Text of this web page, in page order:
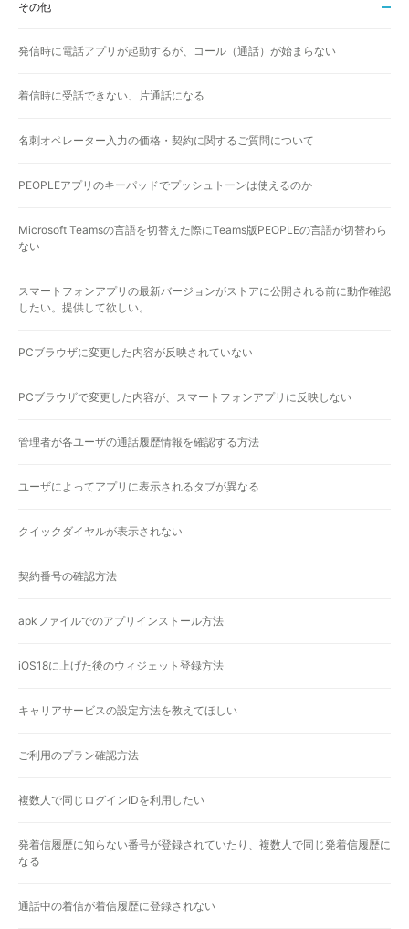
その他
発信時に電話アプリが起動するが、コール（通話）が始まらない
着信時に受話できない、片通話になる
名刺オペレーター入力の価格・契約に関するご質問について
PEOPLEアプリのキーパッドでプッシュトーンは使えるのか
Microsoft Teamsの言語を切替えた際にTeams版PEOPLEの言語が切替わら
ない
スマートフォンアプリの最新バージョンがストアに公開される前に動作確認
したい。提供して欲しい。
PCブラウザに変更した内容が反映されていない
PCブラウザで変更した内容が、スマートフォンアプリに反映しない
管理者が各ユーザの通話履歴情報を確認する方法
ユーザによってアプリに表示されるタブが異なる
クイックダイヤルが表示されない
契約番号の確認方法
apkファイルでのアプリインストール方法
iOS18に上げた後のウィジェット登録方法
キャリアサービスの設定方法を教えてほしい
ご利用のプラン確認方法
複数人で同じログインIDを利用したい
発着信履歴に知らない番号が登録されていたり、複数人で同じ発着信履歴に
なる
通話中の着信が着信履歴に登録されない